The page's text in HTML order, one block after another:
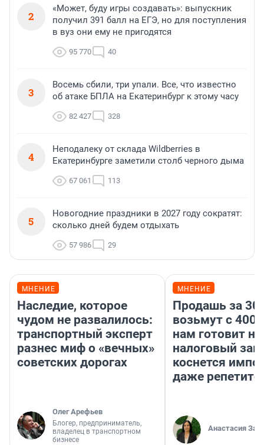
2
«Может, буду игры создавать»: выпускник
получил 391 балл на ЕГЭ, но для поступления
в вуз они ему не пригодятся
95 770 40
3
Восемь сбили, три упали. Все, что известно
об атаке БПЛА на Екатеринбург к этому часу
82 427 328
4
Неподалеку от склада Wildberries в
Екатеринбурге заметили столб черного дыма
67 061 113
5
Новогодние праздники в 2027 году сократят:
сколько дней будем отдыхать
57 986 29
МНЕНИЕ
Наследие, которое
чудом не развалилось:
транспортный эксперт
разнес миф о «вечных»
советских дорогах
Олег Арефьев
Блогер, предприниматель,
владелец в транспортном
бизнесе
МНЕНИЕ
Продашь за
возьмут с
нам готовит
налоговый
коснется
даже
Анастасия